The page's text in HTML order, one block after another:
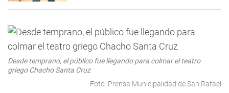
Desde temprano, el público fue llegando para colmar el teatro
griego Chacho Santa Cruz
Foto: Prensa Municipalidad de San Rafael